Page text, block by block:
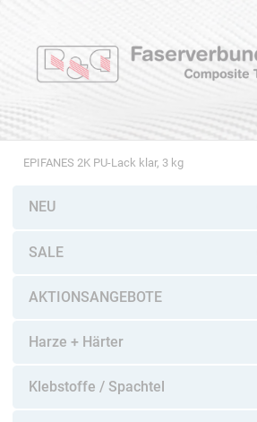
EPIFANES 2K PU-Lack klar, 3 kg
NEU
SALE
AKTIONSANGEBOTE
Harze + Härter
Klebstoffe / Spachtel